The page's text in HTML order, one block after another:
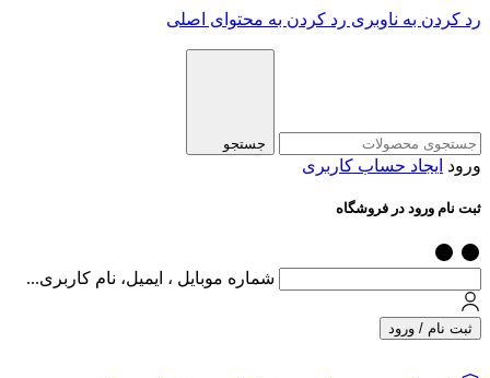
رد کردن به ناوبری رد کردن به محتوای اصلی
جستجو
ورود ایجاد حساب کاربری
ثبت نام ورود در فروشگاه
شماره موبایل ، ایمیل، نام کاربری...
ثبت نام / ورود